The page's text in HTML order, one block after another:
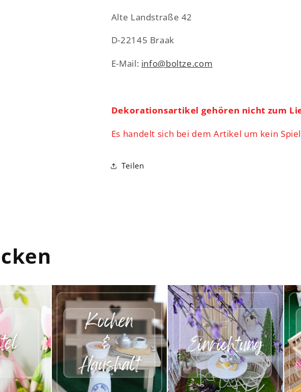
Alte Landstraße 42
D-22145 Braak
E-Mail: info@boltze.com
Dekorationsartikel gehören nicht zum
Es handelt sich bei dem Artikel um kein
Teilen